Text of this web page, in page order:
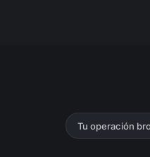
Tu operación